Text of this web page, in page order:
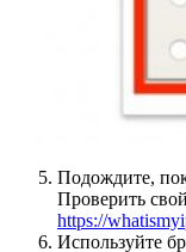
Подождите,
Проверить
https://
Используйте